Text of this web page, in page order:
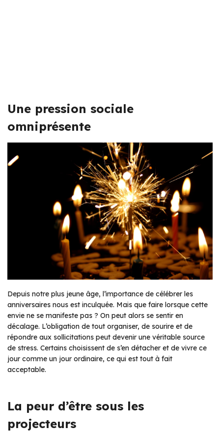
Une pression sociale
omniprésente
Depuis notre plus jeune âge, l’importance de célébrer les
anniversaires nous est inculquée. Mais que faire lorsque cette
envie ne se manifeste pas ? On peut alors se sentir en
décalage. L’obligation de tout organiser, de sourire et de
répondre aux sollicitations peut devenir une véritable source
de stress. Certains choisissent de s’en détacher et de vivre ce
jour comme un jour ordinaire, ce qui est tout à fait
acceptable.
La peur d’être sous les
projecteurs